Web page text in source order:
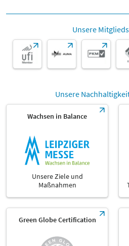
Unsere
Unsere
Wachsen in Balance
Unsere Ziele und
Maßnahmen
Green Globe Certification